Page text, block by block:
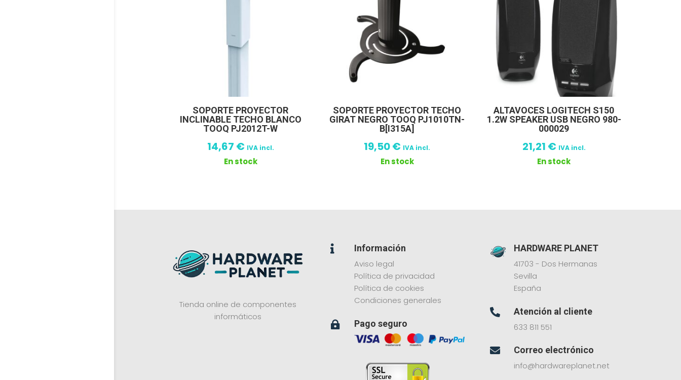
SOPORTE PROYECTOR
INCLINABLE TECHO BLANCO
TOOQ PJ2012T-W
14,67 € IVA incl.
En stock
SOPORTE PROYECTOR TECHO
GIRAT NEGRO TOOQ PJ1010TN-
B[I315A]
19,50€ IVA incl.
En stock
ALTAVOCES LOGITECH S150
1.2W SPEAKER USB NEGRO 980-
000029
21,21 € IVA incl.
En stock
Tienda online de componentes
informáticos

Información
Aviso legal
Política de privacidad
Política de cookies
Condiciones generales
 Pago seguro
HARDWARE PLANET
41703 - Dos Hermanas
Sevilla
España

Atención al cliente
633 811 551

Correo electrónico
info@hardwareplanet.net